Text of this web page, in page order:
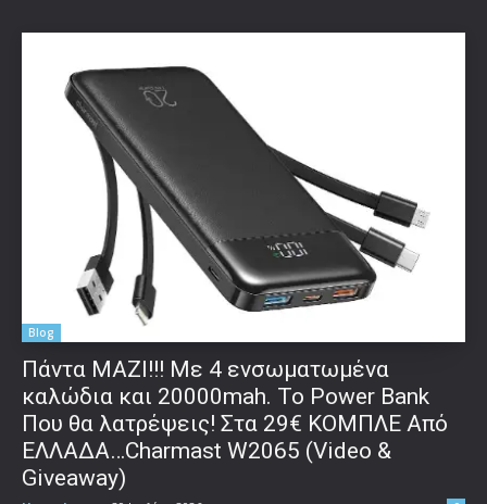
Blog
Πάντα ΜΑΖΙ!!! Με 4 ενσωματωμένα
καλώδια και 20000mah. Το Power Bank
Που θα λατρέψεις! Στα 29€ ΚΟΜΠΛΕ Από
ΕΛΛΑΔΑ…Charmast W2065 (Video &
Giveaway)